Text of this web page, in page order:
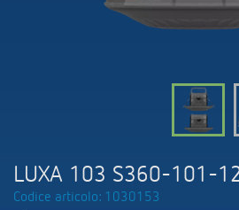
Regolazione del tempo e
Sistemi KNX
Smart Metering (inglese)
Le app di Theben
Ordinazione catalogo
Comunicati stampa
Portale BIM
Sostenibilità
Vicino a voi. L'assistenza
Come raggiungerci
LUXORliving
LUXA 103 S360-101-
Codice articolo: 1030153